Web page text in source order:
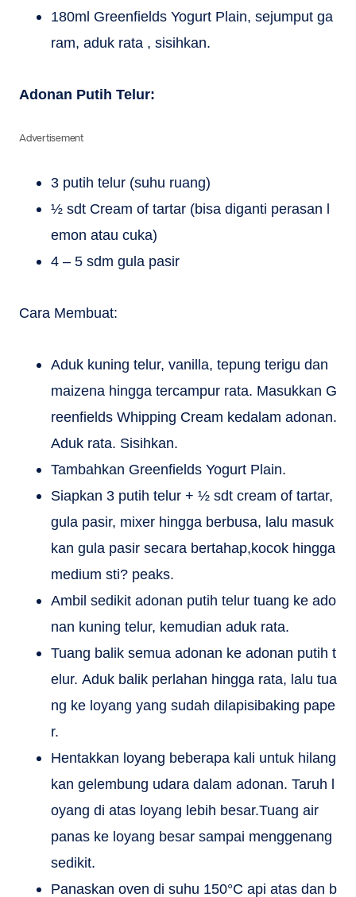
180ml Greenfields Yogurt Plain, sejumput ga
ram, aduk rata , sisihkan.
Adonan Putih Telur:
Advertisement
3 putih telur (suhu ruang)
½ sdt Cream of tartar (bisa diganti perasan l
emon atau cuka)
4 – 5 sdm gula pasir
Cara Membuat:
Aduk kuning telur, vanilla, tepung terigu dan
maizena hingga tercampur rata. Masukkan G
reenfields Whipping Cream kedalam adonan.
Aduk rata. Sisihkan.
Tambahkan Greenfields Yogurt Plain.
Siapkan 3 putih telur + ½ sdt cream of tartar,
gula pasir, mixer hingga berbusa, lalu masuk
kan gula pasir secara bertahap,kocok hingga
medium sti? peaks.
Ambil sedikit adonan putih telur tuang ke ado
nan kuning telur, kemudian aduk rata.
Tuang balik semua adonan ke adonan putih t
elur. Aduk balik perlahan hingga rata, lalu tua
ng ke loyang yang sudah dilapisibaking pape
r.
Hentakkan loyang beberapa kali untuk hilang
kan gelembung udara dalam adonan. Taruh l
oyang di atas loyang lebih besar.Tuang air
panas ke loyang besar sampai menggenang
sedikit.
Panaskan oven di suhu 150°C api atas dan b